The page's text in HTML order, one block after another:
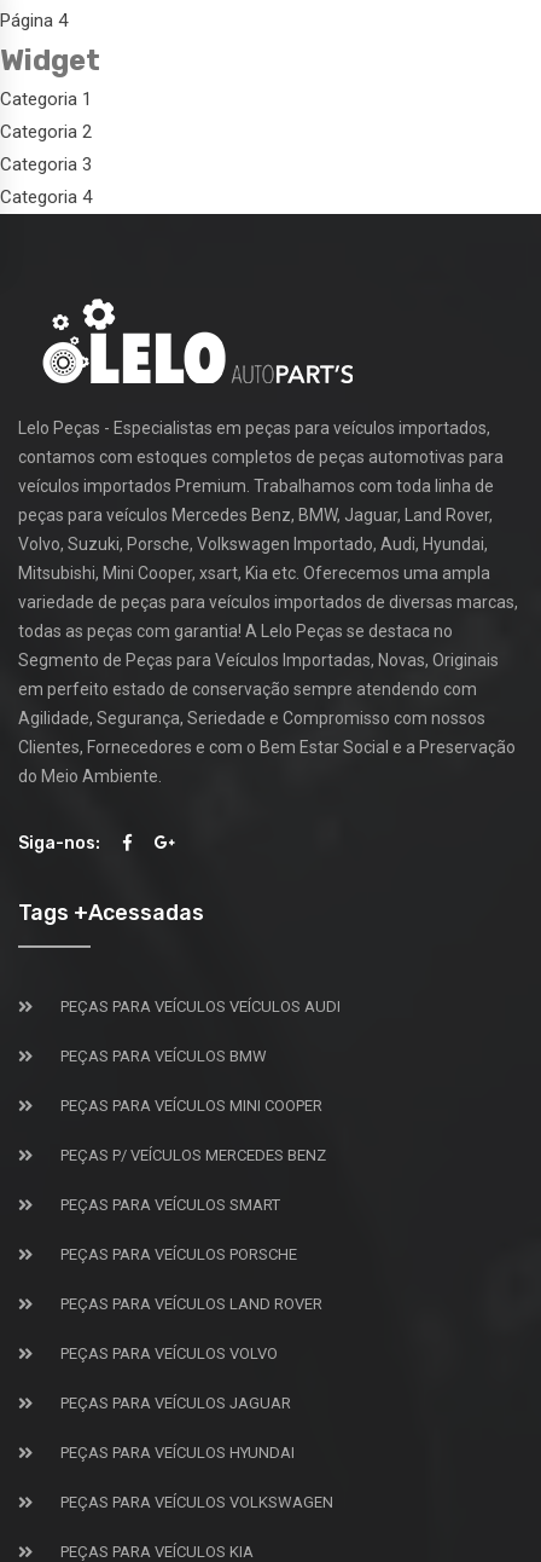
Página 4
Widget
Categoria 1
Categoria 2
Categoria 3
Categoria 4
Lelo Peças - Especialistas em peças para veículos importados,
contamos com estoques completos de peças automotivas para
veículos importados Premium. Trabalhamos com toda linha de
peças para veículos Mercedes Benz, BMW, Jaguar, Land Rover,
Volvo, Suzuki, Porsche, Volkswagen Importado, Audi, Hyundai,
Mitsubishi, Mini Cooper, xsart, Kia etc. Oferecemos uma ampla
variedade de peças para veículos importados de diversas marcas,
todas as peças com garantia! A Lelo Peças se destaca no
Segmento de Peças para Veículos Importadas, Novas, Originais
em perfeito estado de conservação sempre atendendo com
Agilidade, Segurança, Seriedade e Compromisso com nossos
Clientes, Fornecedores e com o Bem Estar Social e a Preservação
do Meio Ambiente.
Siga-nos:
Tags +Acessadas
PEÇAS PARA VEÍCULOS VEÍCULOS AUDI
PEÇAS PARA VEÍCULOS BMW
PEÇAS PARA VEÍCULOS MINI COOPER
PEÇAS P/ VEÍCULOS MERCEDES BENZ
PEÇAS PARA VEÍCULOS SMART
PEÇAS PARA VEÍCULOS PORSCHE
PEÇAS PARA VEÍCULOS LAND ROVER
PEÇAS PARA VEÍCULOS VOLVO
PEÇAS PARA VEÍCULOS JAGUAR
PEÇAS PARA VEÍCULOS HYUNDAI
PEÇAS PARA VEÍCULOS VOLKSWAGEN
PEÇAS PARA VEÍCULOS KIA